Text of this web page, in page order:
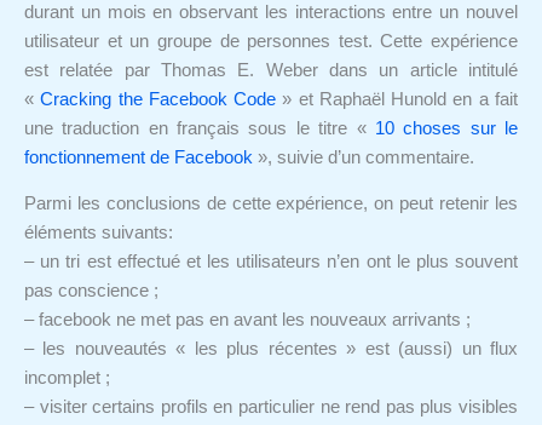
durant un mois en observant les interactions entre un nouvel
utilisateur et un groupe de personnes test. Cette expérience
est relatée par Thomas E. Weber dans un article intitulé
«Cracking the Facebook Code » et Raphaël Hunold en a fait
une traduction en français sous le titre « 10 choses sur le
fonctionnement de Facebook », suivie d’un commentaire.
Parmi les conclusions de cette expérience, on peut retenir les
éléments suivants:
– un tri est effectué et les utilisateurs n’en ont le plus souvent
pas conscience ;
– facebook ne met pas en avant les nouveaux arrivants ;
– les nouveautés « les plus récentes » est (aussi) un flux
incomplet ;
– visiter certains profils en particulier ne rend pas plus visibles